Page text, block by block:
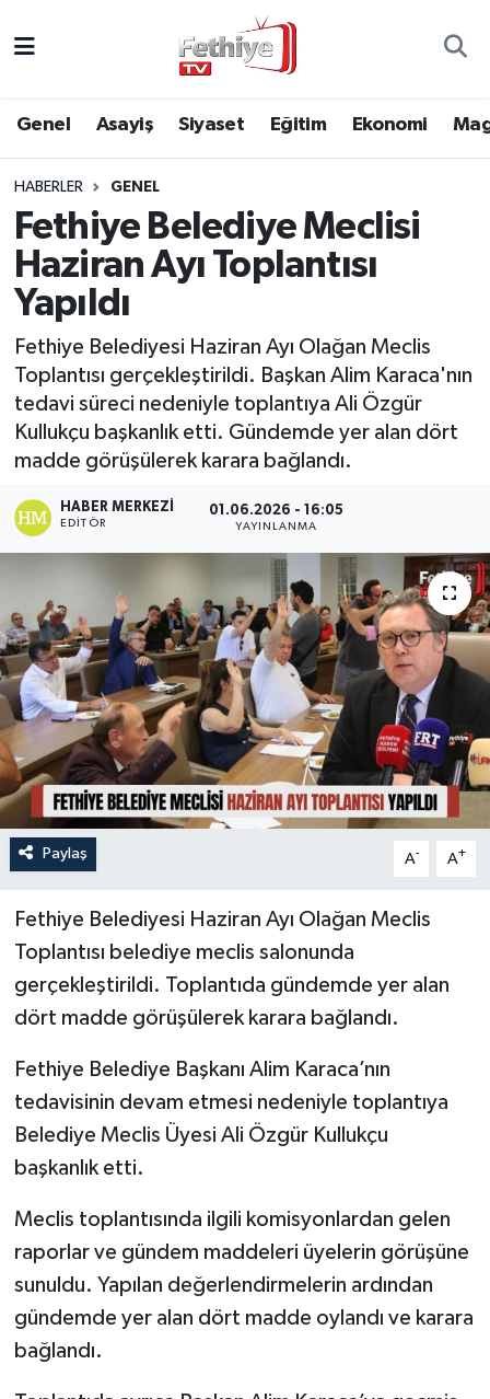
Genel Asayiş Siyaset Eğitim Ekonomi
HABERLER GENEL
Fethiye Belediye Meclisi
Haziran Ayı Toplantısı
Yapıldı
Fethiye Belediyesi Haziran Ayı Olağan Meclis
Toplantısı gerçekleştirildi. Başkan Alim Karaca'nın
tedavi süreci nedeniyle toplantıya Ali Özgür
Kullukçu başkanlık etti. Gündemde yer alan dört
madde görüşülerek karara bağlandı.
HABER MERKEZI
EDITÖR
01.06.2026 - 16:05
YAYINLANMA
Paylaş A- A+
Fethiye Belediyesi Haziran Ayı Olağan Meclis
Toplantısı belediye meclis salonunda
gerçekleştirildi. Toplantıda gündemde yer alan
dört madde görüşülerek karara bağlandı.
Fethiye Belediye Başkanı Alim Karaca’nın
tedavisinin devam etmesi nedeniyle toplantıya
Belediye Meclis Üyesi Ali Özgür Kullukçu
başkanlık etti.
Meclis toplantısında ilgili komisyonlardan gelen
raporlar ve gündem maddeleri üyelerin görüşüne
sunuldu. Yapılan değerlendirmelerin ardından
gündemde yer alan dört madde oylandı ve karara
bağlandı.
Asayiş
Eğitim
Ekonomi
Kültür
Spor
Turizm
Muğla Hava Durumu
Muğla Namaz Vakitleri
Muğla Trafik Yoğunluk Haritası
Süper Lig Puan Durumu ve Fikstür
Tüm Manşetler
Son Dakika Haberleri
Haber Arşivi